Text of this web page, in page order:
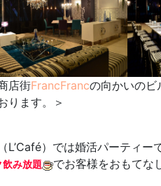
店街FrancFrancの向かいのビ
ります。＞
L’Café）では婚活パーティー
飲み放題 でお客様をおもてな